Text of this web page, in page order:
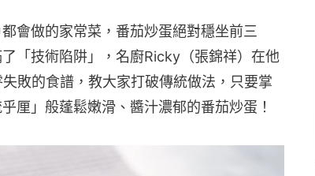
會做的家常菜，番茄炒蛋絕對穩坐前三
「技術陷阱」，名廚Ricky（張錦祥）在他
敗的食譜，教大家打破傳統做法，只要掌
厘」般蓬鬆嫩滑、醬汁濃郁的番茄炒蛋！